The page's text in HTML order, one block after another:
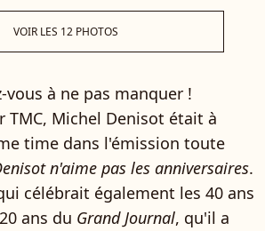
VOIR LES 12 PHOTOS
vous à ne pas manquer !
TMC, Michel Denisot était à
time dans l'émission toute
n'aime pas les anniversaires.
célébrait également les 40 ans
ans du Grand Journal, qu'il a